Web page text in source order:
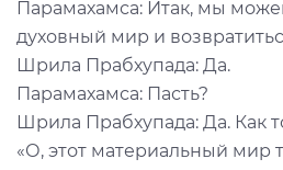
Парамахамса: Итак, мы
духовный мир и
Шрила Прабхупада: Да.
Парамахамса: Пасть?
Шрила Прабхупада: Да. Как
«О, этот материальный мир